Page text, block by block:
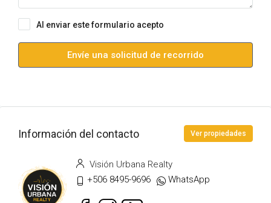
Al enviar este formulario acepto
Envíe una solicitud de recorrido
Información del contacto Ver propiedades
Visión Urbana Realty
+506 8495-9696
WhatsApp